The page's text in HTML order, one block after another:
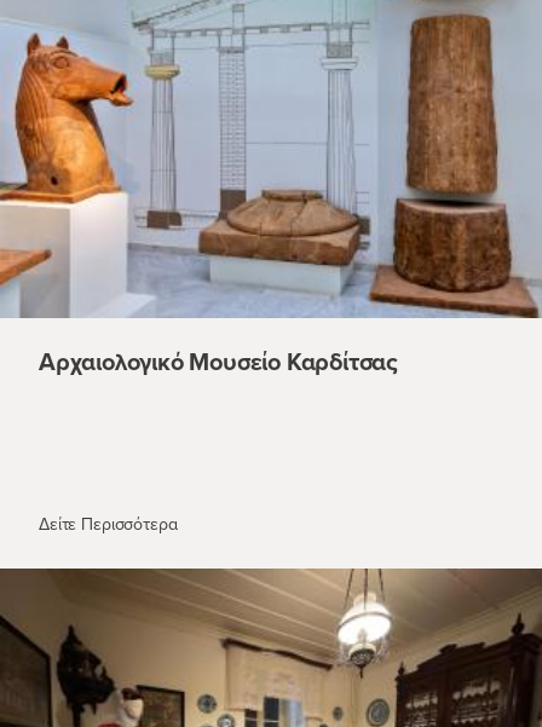
Αρχαιολογικό Μουσείο Καρδίτσας
Δείτε ΠερισσότεραΑρχαιολογικό Μουσείο Καρδίτσας